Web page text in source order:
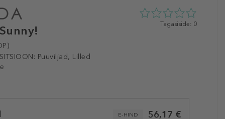
Puuviljad, Lilled
0
Tagasiside: 0
56,17 €
E-HIND